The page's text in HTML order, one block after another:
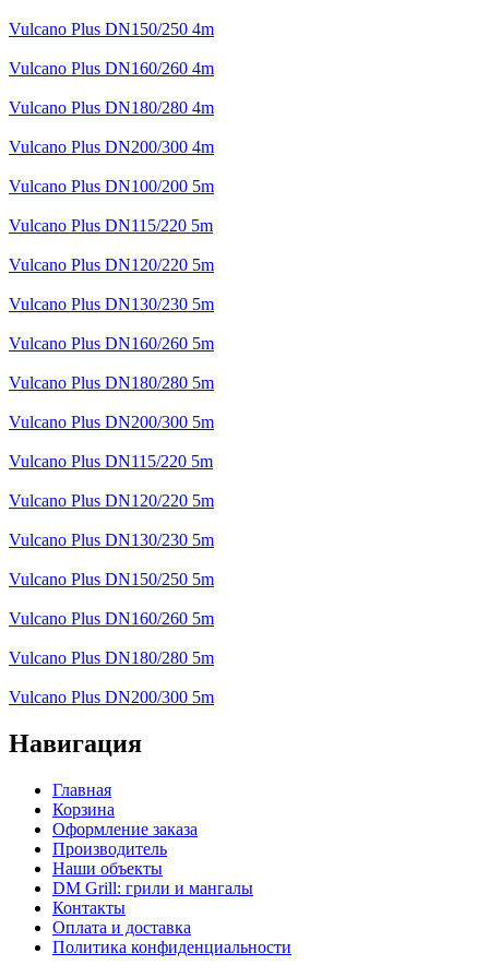
Vulcano Plus DN150/250 4m
Vulcano Plus DN160/260 4m
Vulcano Plus DN180/280 4m
Vulcano Plus DN200/300 4m
Vulcano Plus DN100/200 5m
Vulcano Plus DN115/220 5m
Vulcano Plus DN120/220 5m
Vulcano Plus DN130/230 5m
Vulcano Plus DN160/260 5m
Vulcano Plus DN180/280 5m
Vulcano Plus DN200/300 5m
Vulcano Plus DN115/220 5m
Vulcano Plus DN120/220 5m
Vulcano Plus DN130/230 5m
Vulcano Plus DN150/250 5m
Vulcano Plus DN160/260 5m
Vulcano Plus DN180/280 5m
Vulcano Plus DN200/300 5m
Навигация
Главная
Корзина
Оформление заказа
Производитель
Наши объекты
DM Grill: грили и мангалы
Контакты
Оплата и доставка
Политика конфиденциальности